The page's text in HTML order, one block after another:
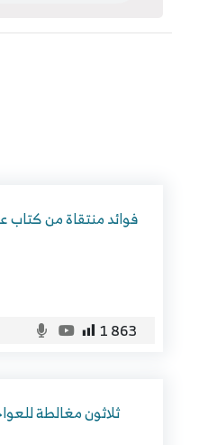
(العربية) فوائد منتقاة من
1 863
(العربية) ثلاثون